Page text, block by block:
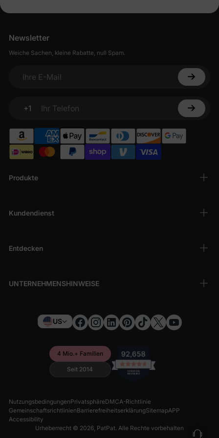
Produkte
Kundendienst
Entdecken
UNTERNEHMENSHINWEISE
Newsletter
Weiche Sachen, kleine Rabatte, null Spam.
Ihre E-Mail
+1
Ihr Telefon
US
4 Mio.+ Familien
Seit 2014
NutzungsbedingungenPrivatsphäreDMCA-Richtlinie
GemeinschaftsrichtlinienBarrierefreiheitserklärungSitemapAPP
Accessibility
Urheberrecht © 2026, PatPat. Alle Rechte vorbehalten